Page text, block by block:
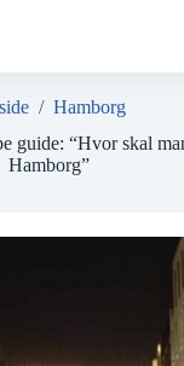
/Hamborg
guide: “Hvor skal
Hamborg”